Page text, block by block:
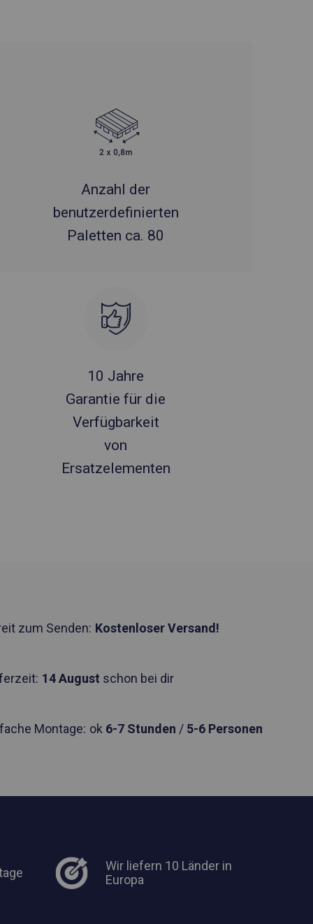
Anzahl der
benutzerdefinierten
Paletten ca. 80
10 Jahre
Garantie für die
Verfügbarkeit
von
Ersatzelementen
zum Senden: Kostenloser Versand!
14 August schon bei dir
Montage: ok 6-7 Stunden / 5-6 Personen
Wir liefern 10 Länder in
Europa